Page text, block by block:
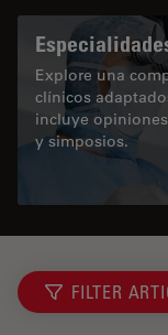
Explore una
clínicos
incluye
y simposios.
FILTER